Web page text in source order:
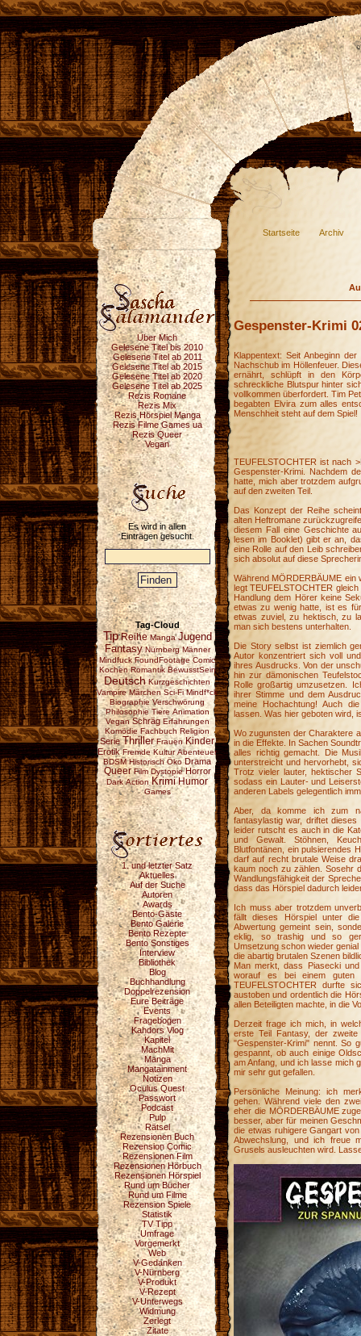
Startseite Archiv
Über Mich
Gelesene Titel bis 2010
Gelesene Titel ab 2011
Gelesene Titel ab 2015
Gelesene Titel ab 2020
Gelesene Titel ab 2025
Rezis Romane
Rezis Mix
Rezis Hörspiel Manga
Rezis Filme Games ua
Rezis Queer
Vegan
Es wird in allen
Einträgen gesucht.
Tag-Cloud
Tip Reihe Manga Jugend
Fantasy Nürnberg Männer
Mindfuck FoundFootage Comic
Kochen Romantik BewusstSein
Deutsch Kurzgeschichten
Vampire Märchen Sci-Fi Mindf*ck
Biographie Verschwörung
Philosophie Tiere Animation
Vegan Schräg Erfahrungen
Komödie Fachbuch Religion
Serie Thriller Frauen Kinder
Erotik Fremde Kultur Abenteuer
BDSM Historisch Öko Drama
Queer Film Dystopie Horror
Dark Action Krimi Humor
Games
1. und letzter Satz
Aktuelles
Auf der Suche
Autoren
Awards
Bento-Gäste
Bento Galerie
Bento Rezepte
Bento Sonstiges
Interview
Bibliothek
Blog
Buchhandlung
Doppelrezension
Eure Beiträge
Events
Fragebogen
Kahdors Vlog
Kapitel
MachMit
Manga
Mangatainment
Notizen
Oculus Quest
Passwort
Podcast
Pulp
Rätsel
Rezensionen Buch
Rezension Comic
Rezensionen Film
Rezensionen Hörbuch
Rezensionen Hörspiel
Rund um Bücher
Rund um Filme
Rezension Spiele
Statistik
TV Tipp
Umfrage
Vorgemerkt
Web
V-Gedanken
V-Nürnberg
V-Produkt
V-Rezept
V-Unterwegs
Widmung
Zerlegt
Zitate
Gespenster-Krimi
Klappentext: Seit Anbeginn
Nachschub im Höllenfeuer.
ernährt, schlüpft in den
schreckliche Blutspur hinter
vollkommen überfordert. Tim
begabten Elvira zum alles
Menschheit steht auf dem Spiel!
TEUFELSTOCHTER ist nach >
Gespenster-Krimi. Nachdem
hatte, mich aber trotzdem
auf den zweiten Teil.
Das Konzept der Reihe
alten Heftromane
diesem Fall eine Geschichte
lesen im Booklet) gibt er an,
eine Rolle auf den Leib
sich absolut auf diese
Während MÖRDERBÄUME ein
legt TEUFELSTOCHTER
Handlung dem Hörer keine
etwas zu wenig hatte, ist es
etwas zuviel, zu hektisch, zu
man sich bestens unterhalten.
Die Story selbst ist ziemlich
Autor konzentriert sich voll
ihres Ausdrucks. Von der
hin zur dämonischen
Rolle großartig umzusetzen.
ihrer Stimme und dem
meine Hochachtung! Auch
lassen. Was hier geboten wird,
Wo zugunsten der Charaktere
in die Effekte. In Sachen
alles richtig gemacht. Die
unterstreicht und hervorhebt,
Trotz vieler lauter, hektischer
sodass ein Lauter- und
anderen Labels gelegentlich
Aber, da komme ich zum
fantasylastig war, driftet
leider rutscht es auch in die
und Gewalt. Stöhnen,
Blutfontänen, ein pulsierendes
darf auf recht brutale Weise
kaum noch zu zählen. Sosehr
Wandlungsfähigkeit der
dass das Hörspiel dadurch
Ich muss aber trotzdem
fällt dieses Hörspiel unter
Abwertung gemeint sein,
eklig, so trashig und so
Umsetzung schon wieder
die abartig brutalen Szenen
Man merkt, dass Piasecki
worauf es bei einem guten
TEUFELSTOCHTER durfte
austoben und ordentlich die
allen Beteiligten machte, in die
Derzeit frage ich mich, in
erste Teil Fantasy, der
"Gespenster-Krimi" nennt. So
gespannt, ob auch einige
am Anfang, und ich lasse mich
mir sehr gut gefallen.
Persönliche Meinung: ich
gehen. Während viele den
eher die MÖRDERBÄUME
besser, aber für meinen
die etwas ruhigere Gangart
Abwechslung, und ich freue
Grusels ausleuchten wird.